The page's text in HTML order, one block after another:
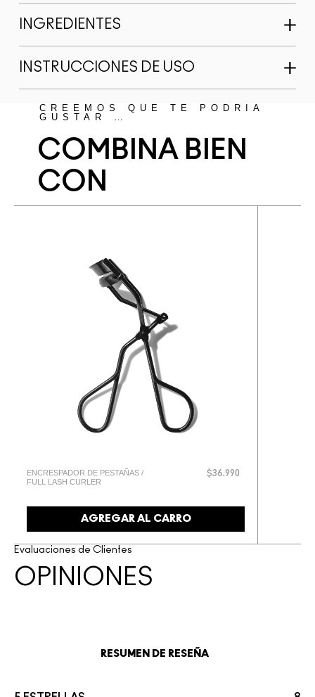
INGREDIENTES
INSTRUCCIONES DE USO
CREEMOS QUE TE PODRÍA
GUSTAR …
COMBINA BIEN
CON
ENCRESPADOR DE PESTAÑAS /
FULL LASH CURLER
$36.990
AGREGAR AL CARRO
Evaluaciones de Clientes
OPINIONES
RESUMEN DE RESEÑA